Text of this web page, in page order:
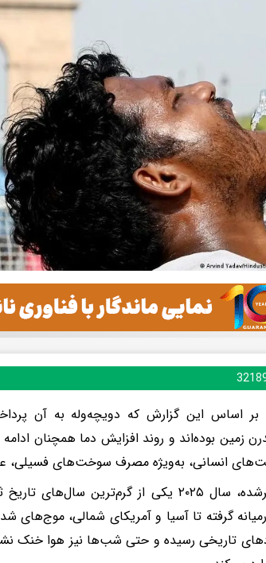
بر اساس این گزارش که دویچه‌وله به آن
زمین بوده‌اند و روند افزایش دما همچنان ادامه
انسانی، به‌ویژه مصرف سوخت‌های
طبق داده‌های منتشرشده، سال ۲۰۲۵ یکی از
گرفته تا آسیا و آمریکای شمالی، موج‌های
تاریخی رسیده و حتی شب‌ها نیز هوا خنک